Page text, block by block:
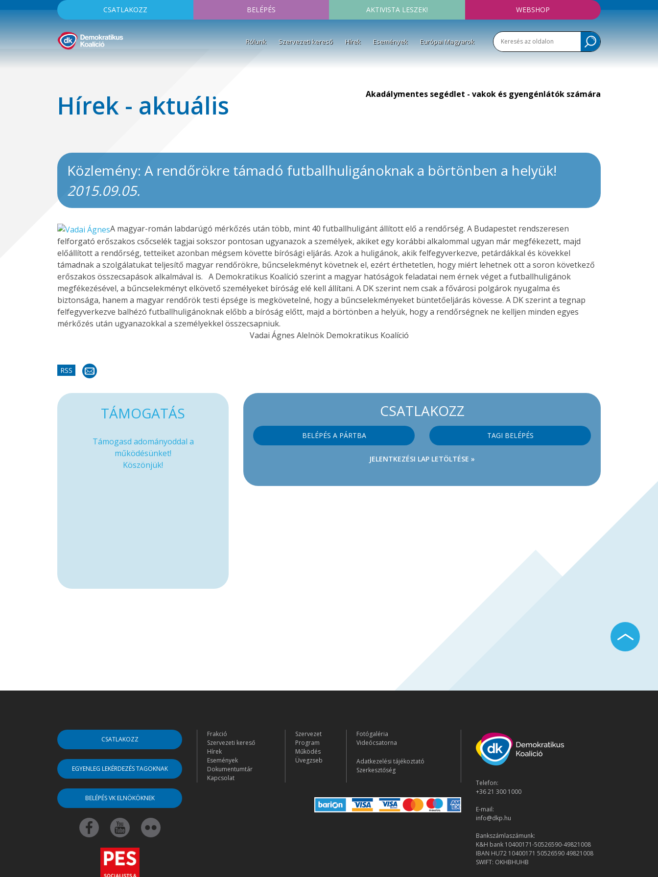
CSATLAKOZZ BELÉPÉS AKTIVISTA LESZEK! WEBSHOP
Rólunk Szervezeti kereső Hírek Események Európai Magyarok
Hírek - aktuális Akadálymentes segédlet - vakok és gyengénlátók számára
Közlemény: A rendőrökre támadó futballhuligánoknak a börtönben a helyük!
2015.09.05.
A magyar-román labdarúgó mérkőzés után több, mint 40 futballhuligánt állított elő a rendőrség. A Budapestet rendszeresen
felforgató erőszakos csőcselék tagjai sokszor pontosan ugyanazok a személyek, akiket egy korábbi alkalommal ugyan már megfékezett, majd
előállított a rendőrség, tetteiket azonban mégsem követte bírósági eljárás. Azok a huligánok, akik felfegyverkezve, petárdákkal és kövekkel
támadnak a szolgálatukat teljesítő magyar rendőrökre, bűncselekményt követnek el, ezért érthetetlen, hogy miért lehetnek ott a soron következő
erőszakos összecsapások alkalmával is. A Demokratikus Koalíció szerint a magyar hatóságok feladatai nem érnek véget a futballhuligánok
megfékezésével, a bűncselekményt elkövető személyeket bíróság elé kell állítani. A DK szerint nem csak a fővárosi polgárok nyugalma és
biztonsága, hanem a magyar rendőrök testi épsége is megkövetelné, hogy a bűncselekményeket büntetőeljárás kövesse. A DK szerint a tegnap
felfegyverkezve balhézó futballhuligánoknak előbb a bíróság előtt, majd a börtönben a helyük, hogy a rendőrségnek ne kelljen minden egyes
mérkőzés után ugyanazokkal a személyekkel összecsapniuk.
Vadai Ágnes Alelnök Demokratikus Koalíció
RSS
CSATLAKOZZ
BELÉPÉS A PÁRTBA TAGI BELÉPÉS
JELENTKEZÉSI LAP LETÖLTÉSE »
TÁMOGATÁS
Támogasd adományoddal a
működésünket!
Köszönjük!
CSATLAKOZZ
EGYENLEG LEKÉRDEZÉS TAGOKNAK
BELÉPÉS VK ELNÖKÖKNEK
Frakció
Szervezeti kereső
Hírek
Események
Dokumentumtár
Kapcsolat
Szervezet
Program
Működés
Üvegzseb
Fotógaléria
Videócsatorna
Adatkezelési tájékoztató
Szerkesztőség
Telefon:
+36 21 300 1000
E-mail:
info@dkp.hu
Bankszámlaszámunk:
K&H bank 10400171-50526590-49821008
IBAN HU72 10400171 50526590 49821008
SWIFT: OKHBHUHB